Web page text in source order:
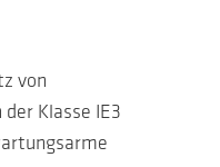
von
Klasse IE3